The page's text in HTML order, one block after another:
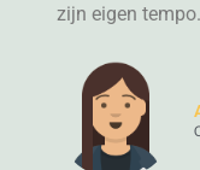
zijn eigen